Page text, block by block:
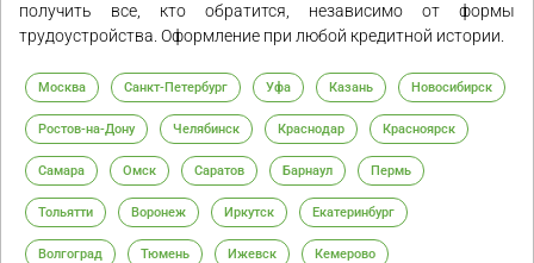
получить все, кто обратится, независимо от формы
трудоустройства. Оформление при любой кредитной истории.
Москва Санкт-Петербург Уфа Казань Новосибирск
Ростов-на-Дону Челябинск Краснодар Красноярск
Самара Омск Саратов Барнаул Пермь
Тольятти Воронеж Иркутск Екатеринбург
Волгоград Тюмень Ижевск Кемерово